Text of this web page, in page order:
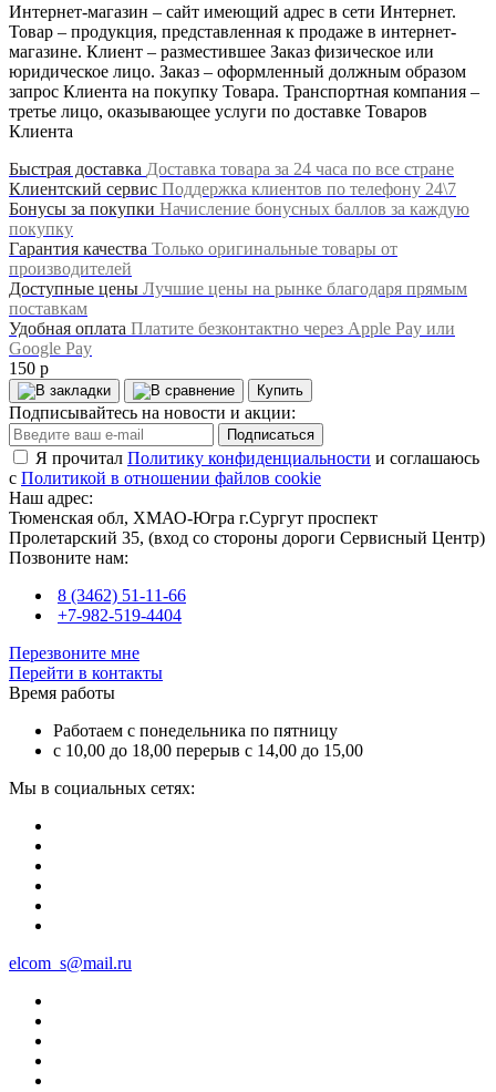
Интернет-магазин – сайт имеющий адрес в сети Интернет.
Товар – продукция, представленная к продаже в интернет-
магазине. Клиент – разместившее Заказ физическое или
юридическое лицо. Заказ – оформленный должным образом
запрос Клиента на покупку Товара. Транспортная компания –
третье лицо, оказывающее услуги по доставке Товаров
Клиента
Быстрая доставка Доставка товара за 24 часа по все стране
Клиентский сервис Поддержка клиентов по телефону 24\7
Бонусы за покупки Начисление бонусных баллов за каждую
покупку
Гарантия качества Только оригинальные товары от
производителей
Доступные цены Лучшие цены на рынке благодаря прямым
поставкам
Удобная оплата Платите безконтактно через Apple Pay или
Google Pay
150 р
Купить
Подписывайтесь на новости и акции:
Подписаться
Я прочитал Политику конфиденциальности и соглашаюсь
с Политикой в отношении файлов cookie
Наш адрес:
Тюменская обл, ХМАО-Югра г.Сургут проспект
Пролетарский 35, (вход со стороны дороги Сервисный Центр)
Позвоните нам:
8 (3462) 51-11-66
+7-982-519-4404
Перезвоните мне
Перейти в контакты
Время работы
Работаем с понедельника по пятницу
с 10,00 до 18,00 перерыв с 14,00 до 15,00
Мы в социальных сетях:
elcom_s@mail.ru